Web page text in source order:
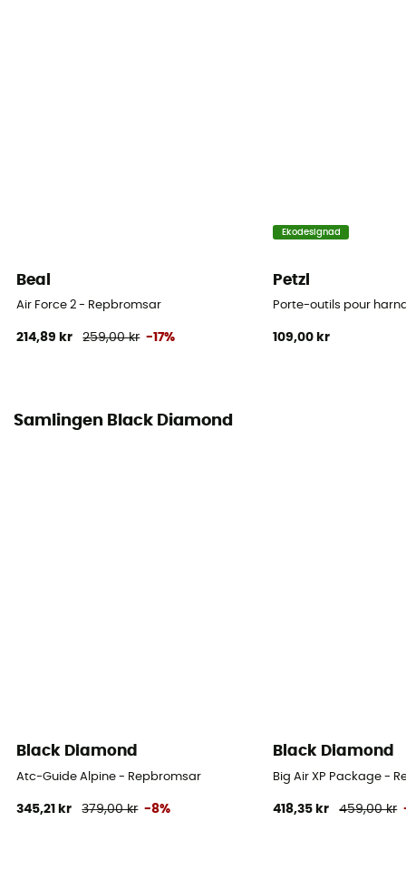
Beal
Air Force 2 - Repbromsar
214,89 kr 259,00 kr -17%
Ekodesignad
Petzl
Porte-outils pour
109,00 kr
Samlingen Black Diamond
Black Diamond
Atc-Guide Alpine - Repbromsar
345,21 kr 379,00 kr -8%
Black Diamond
Big Air XP Package -
418,35 kr 459,00 kr